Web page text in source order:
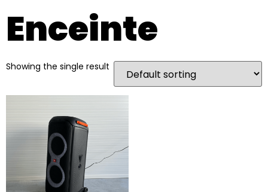
Enceinte
Showing the single result